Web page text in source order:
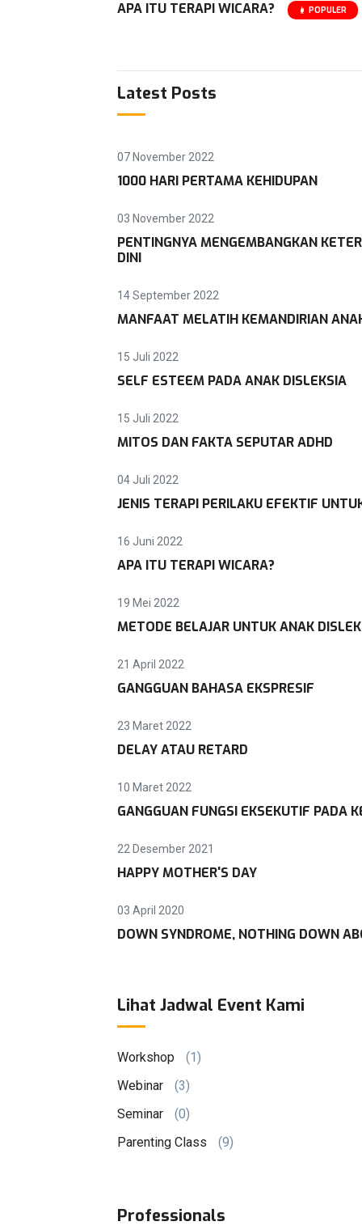
APA ITU TERAPI WICARA? POPULER
Latest Posts
07 November 2022
1000 HARI PERTAMA KEHIDUPAN
03 November 2022
PENTINGNYA MENGEMBANGKAN
DINI
14 September 2022
MANFAAT MELATIH KEMANDIRIAN
15 Juli 2022
SELF ESTEEM PADA ANAK DISLEKSIA
15 Juli 2022
MITOS DAN FAKTA SEPUTAR ADHD
04 Juli 2022
JENIS TERAPI PERILAKU EFEKTIF
16 Juni 2022
APA ITU TERAPI WICARA?
19 Mei 2022
METODE BELAJAR UNTUK ANAK
21 April 2022
GANGGUAN BAHASA EKSPRESIF
23 Maret 2022
DELAY ATAU RETARD
10 Maret 2022
GANGGUAN FUNGSI EKSEKUTIF PADA
22 Desember 2021
HAPPY MOTHER'S DAY
03 April 2020
DOWN SYNDROME, NOTHING DOWN
Lihat Jadwal Event Kami
Workshop
(1)
Webinar
(3)
Seminar
(0)
Parenting Class
(9)
Professionals